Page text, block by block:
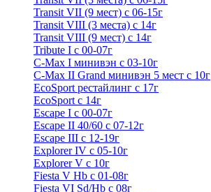
Transit VII (9 мест) с 06-15г
Transit VIII (3 места) с 14г
Transit VIII (9 мест) с 14г
Tribute I c 00-07г
C-Max I минивэн с 03-10г
C-Max II Grand минивэн 5 мест с 10г
EcoSport рестайлинг с 17г
EcoSport с 14г
Escape I с 00-07г
Escape II 40/60 с 07-12г
Escape III с 12-19г
Explorer IV c 05-10г
Explorer V c 10г
Fiesta V Hb с 01-08г
Fiesta VI Sd/Hb с 08г